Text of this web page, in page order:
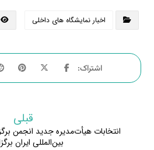
اخبار نمایشگاه های داخلی
قبلی
انتخابات هیأت‌مدیره جدید انجمن
بین‌المللی ایران